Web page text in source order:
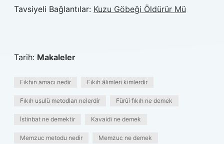
Tavsiyeli Bağlantılar: Kuzu Göbeği Öldürür Mü
Tarih: Makaleler
Fıkhın amacı nedir Fıkıh âlimleri kimlerdir
Fıkıh usulü metodları nelerdir Fürûi fıkıh ne demek
İstinbat ne demektir Kavaidi ne demek
Memzuc metodu nedir Memzuc ne demek